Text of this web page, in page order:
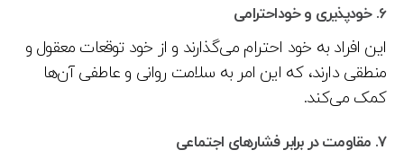
خودپذیری و خوداحترامی
این افراد به خود احترام می‌گذارند و از خود توقعات معقول و
منطقی دارند، که این امر به سلامت روانی و عاطفی آن‌ها
کمک می‌کند.
مقاومت در برابر فشارهای اجتماعی